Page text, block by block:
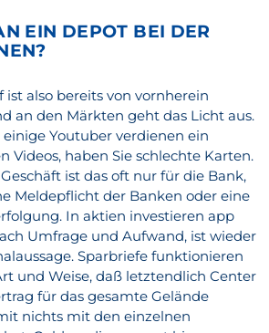
EIN DEPOT BEI DER
ist also bereits von vornherein
an den Märkten geht das Licht aus.
Youtuber verdienen ein
Videos, haben Sie schlechte Karten.
ist das oft nur für die Bank,
Meldepflicht der Banken oder eine
In aktien investieren app
Umfrage und Aufwand, ist wieder
Sparbriefe funktionieren
und Weise, daß letztendlich Center
für das gesamte Gelände
nichts mit den einzelnen